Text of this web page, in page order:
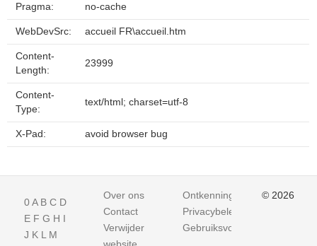
Pragma: no-cache
WebDevSrc: accueil FR\accueil.htm
Content-
Length:
23999
Content-
Type:
text/html; charset=utf-8
X-Pad: avoid browser bug
0A B C D
E F G H I
J K L M
Over ons
Contact
Verwijder
Ontkenning
Privacybeleid
Gebruiksvoorwaarden
© 2026